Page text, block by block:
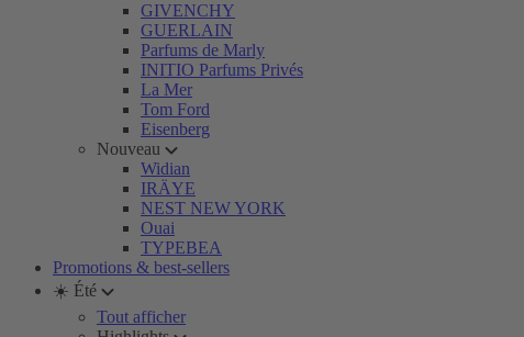
GIVENCHY
GUERLAIN
Parfums de Marly
INITIO Parfums Privés
La Mer
Tom Ford
Eisenberg
Nouveau
Widian
IRÄYE
NEST NEW YORK
Ouai
TYPEBEA
Promotions & best-sellers
☀️ Été
Tout afficher